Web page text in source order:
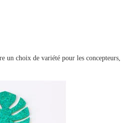
un choix de variété pour les concepteurs,